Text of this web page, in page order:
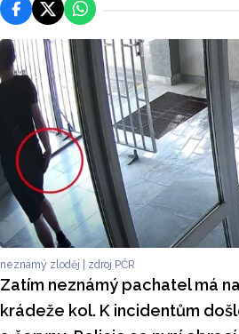
FacebookPlatforma X
WhatsApp
neznámý zloděj | zdroj PČR
Zatím neznámý pachatel má
krádeže kol. K incidentům